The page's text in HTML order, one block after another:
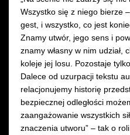
Wszystko się z niego bierze
gest, i wszystko, co jest
Znamy utwór, jego sens i
znamy własny w nim
koleje jej losu. Pozostaje
Dalece od uzurpacji tekstu
relacjonujemy historię
bezpiecznej odległości
zaangażowanie wszystkich
znaczenia utworu” – tak o roli